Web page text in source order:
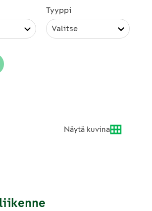
Tyyppi
Valitse
Näytä kuvina